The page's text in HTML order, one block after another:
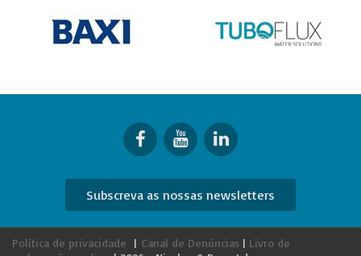
Subscreva as nossas newsletters
Política de privacidade | Canal de Denúncias | Livro de